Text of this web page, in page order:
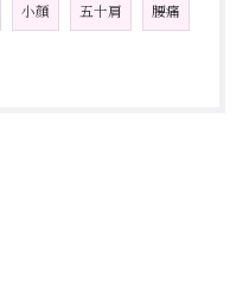
小顔 五十肩 腰痛